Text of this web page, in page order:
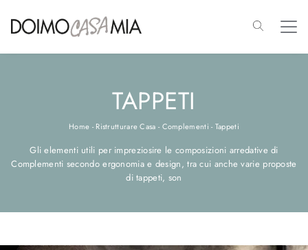
TAPPETI
Home - Ristrutturare Casa - Complementi - Tappeti
Gli elementi utili per impreziosire le composizioni arredative di
Complementi secondo ergonomia e design, tra cui anche varie proposte
di tappeti, son